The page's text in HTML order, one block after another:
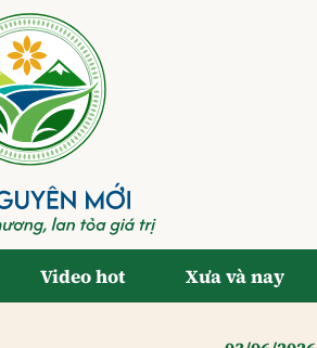
Video hot Xưa và nay